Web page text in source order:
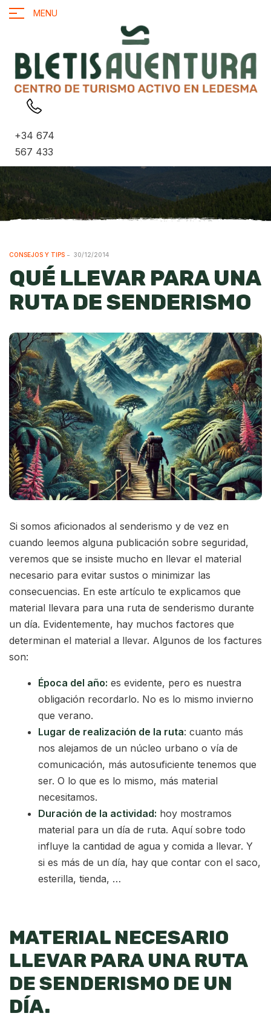
MENU
+34 674
567 433
CONSEJOS Y TIPS 30/12/2014
QUÉ LLEVAR PARA UNA
RUTA DE SENDERISMO
Si somos aficionados al senderismo y de vez en
cuando leemos alguna publicación sobre seguridad,
veremos que se insiste mucho en llevar el material
necesario para evitar sustos o minimizar las
consecuencias. En este artículo te explicamos que
material llevara para una ruta de senderismo durante
un día. Evidentemente, hay muchos factores que
determinan el material a llevar. Algunos de los factures
son:
Época del año: es evidente, pero es nuestra
obligación recordarlo. No es lo mismo invierno
que verano.
Lugar de realización de la ruta: cuanto más
nos alejamos de un núcleo urbano o vía de
comunicación, más autosuficiente tenemos que
ser. O lo que es lo mismo, más material
necesitamos.
Duración de la actividad: hoy mostramos
material para un día de ruta. Aquí sobre todo
influye la cantidad de agua y comida a llevar. Y
si es más de un día, hay que contar con el saco,
esterilla, tienda, …
MATERIAL NECESARIO
LLEVAR PARA UNA RUTA
DE SENDERISMO DE UN
DÍA.